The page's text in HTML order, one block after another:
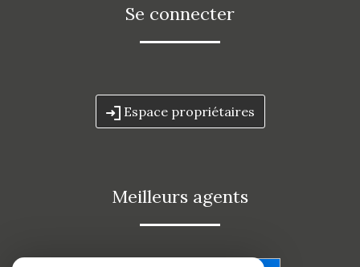
se connecter
Espace propriétaires
meilleurs agents